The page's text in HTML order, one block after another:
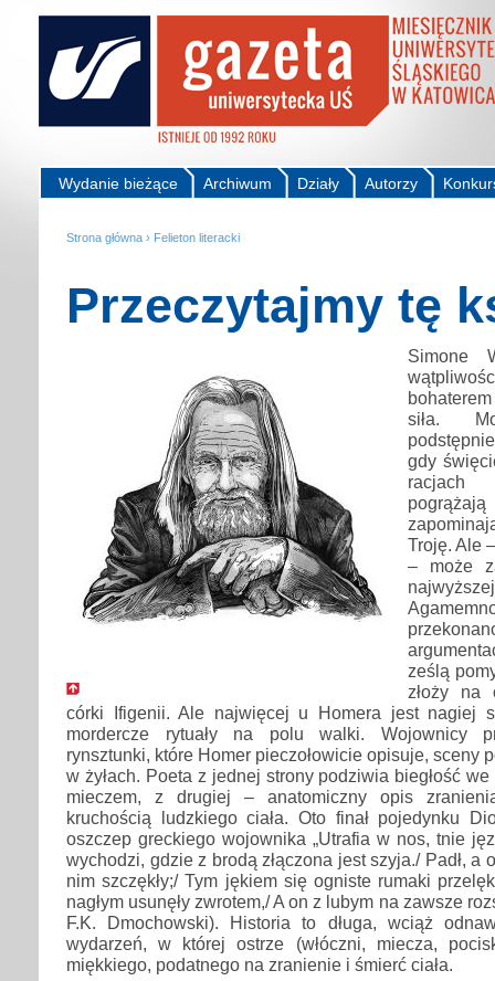
Autorzy
Działy
Archiwum
Wydanie bieżące
Strona główna › Felieton literacki
Przeczytajmy tę
Simone
siła.
gdy
racjach
Troję. Ale
– może
ześlą
złoży na
córki Ifigenii. Ale najwięcej u Homera jest nagiej
mordercze rytuały na polu walki. Wojownicy
rynsztunki, które Homer pieczołowicie opisuje, sceny
w żyłach. Poeta z jednej strony podziwia biegłość we
mieczem, z drugiej – anatomiczny opis
kruchością ludzkiego ciała. Oto finał pojedynku
oszczep greckiego wojownika „Utrafia w nos, tnie
wychodzi, gdzie z brodą złączona jest szyja./ Padł, a
nim szczękły;/ Tym jękiem się ogniste rumaki
nagłym usunęły zwrotem,/ A on z lubym na zawsze
F.K. Dmochowski). Historia to długa, wciąż
wydarzeń, w której ostrze (włóczni, miecza,
miękkiego, podatnego na zranienie i śmierć ciała.